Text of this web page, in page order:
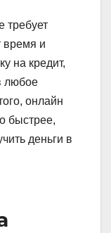
требует
время и
на кредит,
любое
онлайн
быстрее,
деньги в